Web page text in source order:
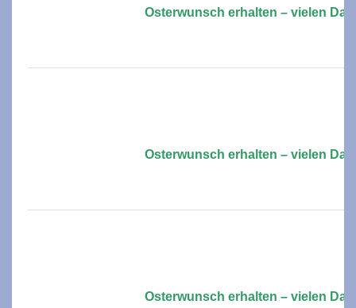
Osterwunsch erhalten – vielen
Osterwunsch erhalten – vielen
Osterwunsch erhalten – vielen